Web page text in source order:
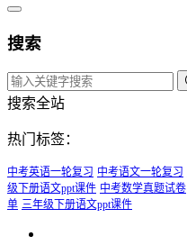
搜索
搜索全站
热门标签：
中考英语一轮复习 中考语文一轮复习
级下册语文ppt课件 中考数学真题试卷
单 三年级下册语文ppt课件